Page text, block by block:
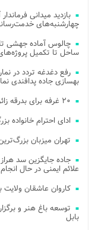
چهارشنبه‌های
ساحل تا تکمیل
رفع دغدغه تردد در
بهسازی جاده پدافندی
۲۰ غرفه برای بدرقه زائران آقای شهید ایران در مسیر طریق الرضا برپا شد
ادای احترام خانواده
تهران میزبان
جاده جایگزین سد
علائم ایمنی در حال
کاروان عاشقان ولایت با ۲ دستگاه اتوبوس از بلده راهی
بابل